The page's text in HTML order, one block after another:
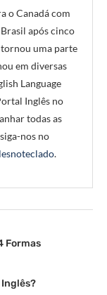
o Canadá com
após cinco
tornou uma parte
em diversas
Language
Inglês no
todas as
nos no
.
Formas
Inglês?